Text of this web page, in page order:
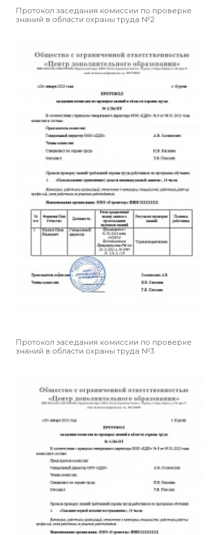
Протокол заседания комиссии по проверке
знаний в области охраны труда №2
Протокол заседания комиссии по проверке
знаний в области охраны труда №3